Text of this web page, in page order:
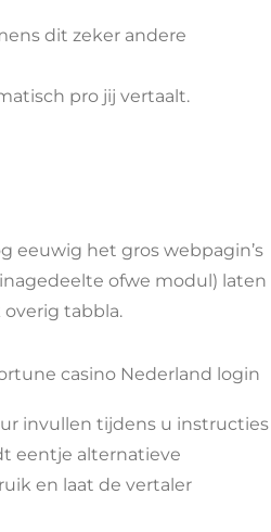
dit zeker andere
pro jij vertaalt.
eeuwig het gros webpagin’s
ofwe modul) laten
tabbla.
invullen tijdens u instructies
eentje alternatieve
en laat de vertaler